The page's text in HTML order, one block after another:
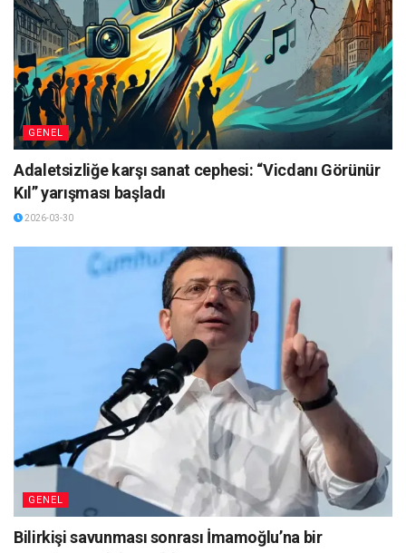
GENEL
Adaletsizliğe karşı sanat cephesi: “Vicdanı Görünür
Kıl” yarışması başladı
2026-03-30
GENEL
Bilirkişi savunması sonrası İmamoğlu’na bir